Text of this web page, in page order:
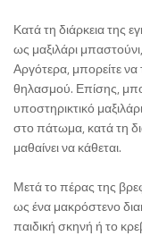
Κατά τη διάρκεια της
ως μαξιλάρι
Αργότερα, μπορείτε να
θηλασμού. Επίσης,
υποστηρικτικό
στο πάτωμα, κατά τη
μαθαίνει να κάθεται.
Μετά το πέρας της
ως ένα μακρόστενο
παιδική σκηνή ή το